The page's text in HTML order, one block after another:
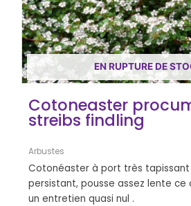
EN RUPTURE DE
Cotoneaster
streibs findling
Arbustes
Cotonéaster à port très
persistant, pousse assez lente ce
un entretien quasi nul .